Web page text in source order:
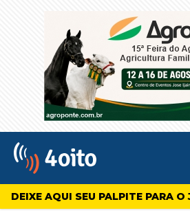
4oito
DEIXE AQUI SEU PALPITE PARA